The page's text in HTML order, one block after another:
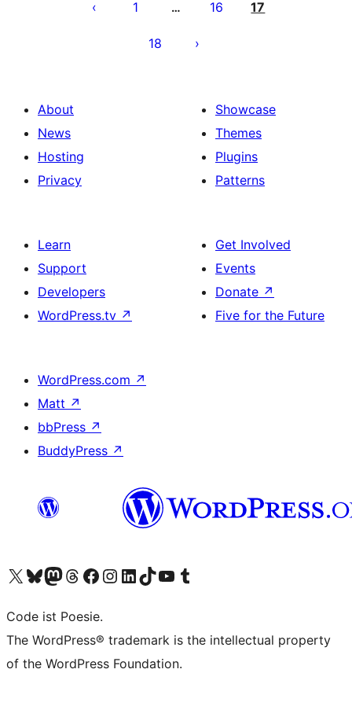
der
1 … 16 17
18
About
News
Hosting
Privacy
Showcase
Themes
Plugins
Patterns
Learn
Support
Developers
WordPress.tv ↗
Get Involved
Events
Donate ↗
Five for the Future
WordPress.com ↗
Matt ↗
bbPress ↗
BuddyPress ↗
Visit our X (formerly Twitter) account
Visit our Bluesky account
Visit our Mastodon account
Visit our Threads account
Visit our Facebook page
Visit our Instagram account
Visit our LinkedIn account
Visit our TikTok account
Visit our YouTube channel
Visit our Tumblr account
Code ist Poesie.
The WordPress® trademark is the intellectual property
of the WordPress Foundation.